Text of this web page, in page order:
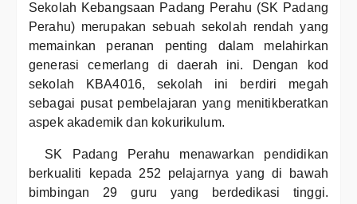
Sekolah Kebangsaan Padang Perahu (SK Padang
Perahu) merupakan sebuah sekolah rendah yang
memainkan peranan penting dalam melahirkan
generasi cemerlang di daerah ini. Dengan kod
sekolah KBA4016, sekolah ini berdiri megah
sebagai pusat pembelajaran yang menitikberatkan
aspek akademik dan kokurikulum.
SK Padang Perahu menawarkan pendidikan
berkualiti kepada 252 pelajarnya yang di bawah
bimbingan 29 guru yang berdedikasi tinggi.